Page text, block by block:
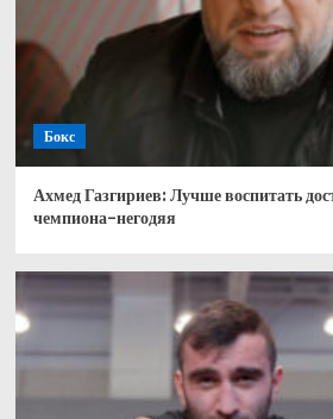
Бокс
Ахмед Газгириев: Лучше воспитать
чемпиона-негодяя